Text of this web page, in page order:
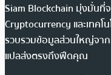
Siam Blockchain มุ่งมั่นที่
Cryptocurrency และเทคโ
รวบรวมข้อมูลส่วนใหญ่จาก
แปลส่งตรงถึงฟีดคุณ